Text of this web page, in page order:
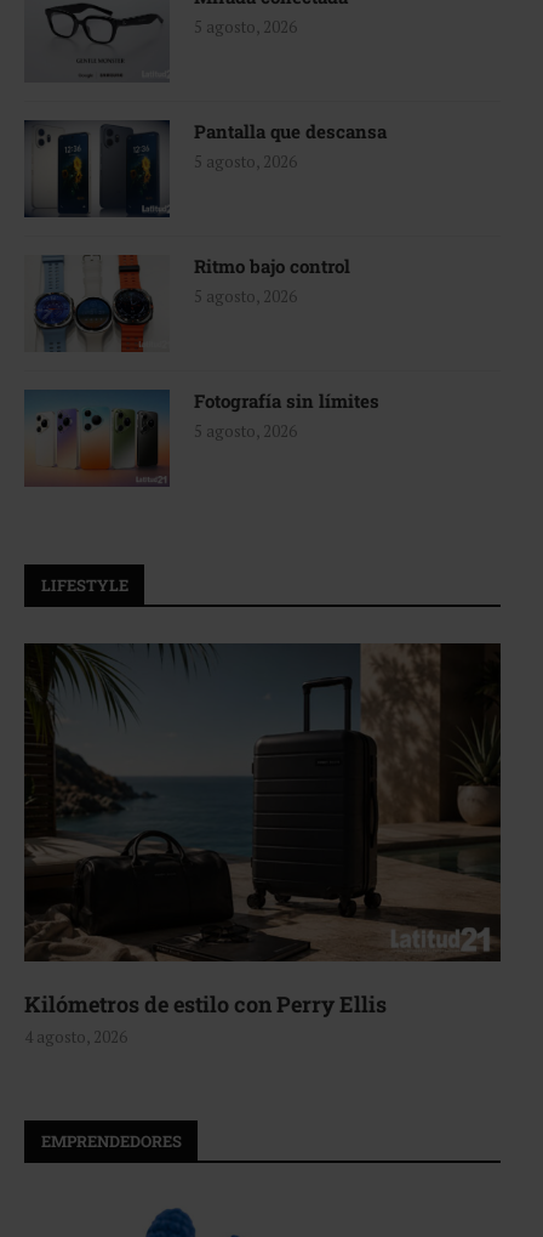
5 agosto, 2026
Pantalla que descansa
5 agosto, 2026
Ritmo bajo control
5 agosto, 2026
Fotografía sin límites
5 agosto, 2026
LIFESTYLE
Kilómetros de estilo con Perry Ellis
4 agosto, 2026
EMPRENDEDORES